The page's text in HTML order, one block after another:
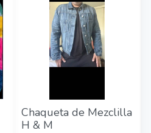
Chaqueta de Mezclilla
H & M